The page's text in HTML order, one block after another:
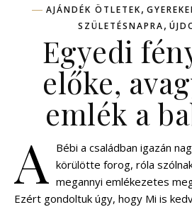
AJÁNDÉK ÖTLETEK,
SZÜLETÉSNAPRA,
Egyedi
előke,
emlék a
A
Bébi a családban igazán
körülötte forog, róla
megannyi emlékezetes
Ezért gondoltuk úgy, hogy Mi is